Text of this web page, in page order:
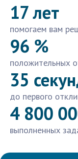
17 лет
помогаем вам
96 %
положительных
35
до первого
4 800
выполненных